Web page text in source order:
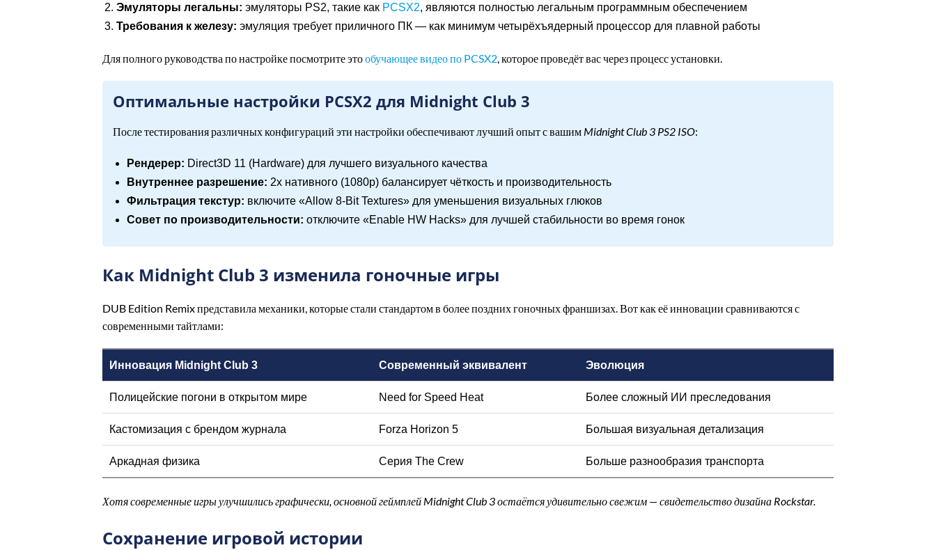
Эмуляторы легальны: эмуляторы PS2, такие как PCSX2, являются полностью легальным программным обеспечением
Требования к железу: эмуляция требует приличного ПК — как минимум четырёхъядерный процессор для плавной работы
Для полного руководства по настройке посмотрите этообучающее видео по PCSX2 , которое проведёт вас через процесс установки.
Оптимальные настройки PCSX2 для Midnight Club 3
После тестирования различных конфигураций эти настройки обеспечивают лучший опыт с вашим Midnight Club 3 PS2 ISO:
Рендерер: Direct3D 11 (Hardware) для лучшего визуального качества
Внутреннее разрешение: 2x нативного (1080p) балансирует чёткость и производительность
Фильтрация текстур: включите «Allow 8-Bit Textures» для уменьшения визуальных глюков
Совет по производительности: отключите «Enable HW Hacks» для лучшей стабильности во время гонок
Как Midnight Club 3 изменила гоночные игры
DUB Edition Remix представила механики, которые стали стандартом в более поздних гоночных франшизах. Вот как её инновации сравниваются с
современными тайтлами:
Инновация Midnight Club 3 Современный эквивалент Эволюция
Полицейские погони в открытом мире Need for Speed Heat Более сложный ИИ преследования
Кастомизация с брендом журнала Forza Horizon 5 Большая визуальная детализация
Аркадная физика Серия The Crew Больше разнообразия транспорта
Хотя современные игры улучшились графически, основной геймплей Midnight Club 3 остаётся удивительно свежим — свидетельство дизайна Rockstar.
Сохранение игровой истории